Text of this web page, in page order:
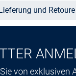
und
von exklusiven